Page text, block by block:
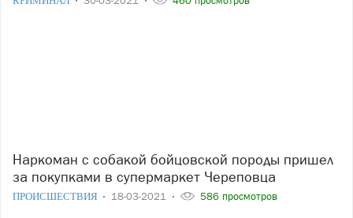
Наркоман с собакой бойцовской породы пришел
за покупками в супермаркет Череповца
ПРОИСШЕСТВИЯ 18-03-2021 586 просмотров